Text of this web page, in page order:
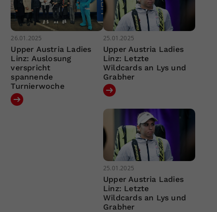
26.01.2025
Upper Austria Ladies
Linz: Auslosung
verspricht
spannende
Turnierwoche
25.01.2025
Upper Austria Ladies
Linz: Letzte
Wildcards an Lys und
Grabher
25.01.2025
Upper Austria Ladies
Linz: Letzte
Wildcards an Lys und
Grabher